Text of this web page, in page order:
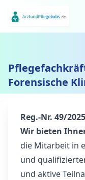
Forensische
Reg.-Nr. 49/2025
Wir bieten
die Mitarbeit in
und
und aktive